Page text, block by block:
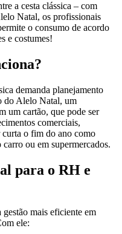
a cesta clássica – com
Natal, os profissionais
o consumo de acordo
e costumes!
demanda planejamento
do Alelo Natal, um
um cartão, que pode ser
comerciais,
o fim do ano como
carro ou em supermercados.
para o RH e
mais eficiente em
ele: